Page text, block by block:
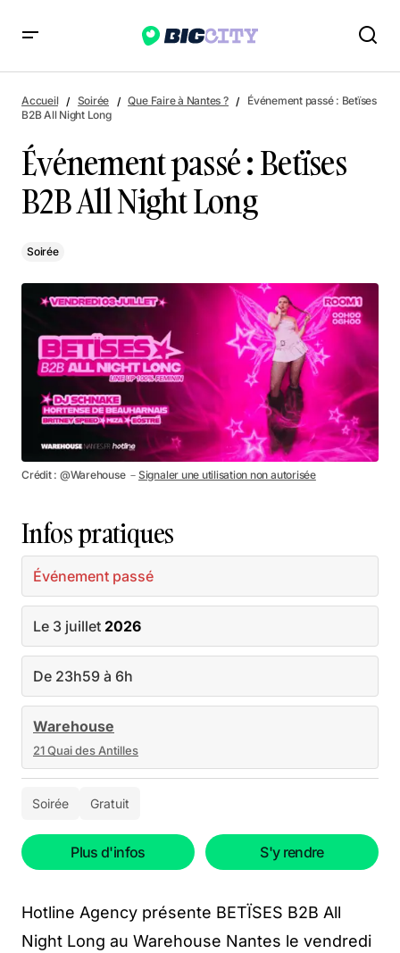
Événement passé : Betïses B2B All Night Long
Accueil Soirée Que Faire à Nantes ?
Événement passé : Betïses
B2B All Night Long
Événement passé : Betïses
B2B All Night Long
Soirée
Crédit : @Warehouse － Signaler une utilisation non autorisée
Infos pratiques
Événement passé
Le 3 juillet 2026
De 23h59 à 6h
Warehouse
21 Quai des Antilles
Soirée Gratuit
Plus d'infos S'y rendre
Hotline Agency présente BETÏSES B2B All
Night Long au Warehouse Nantes le vendredi